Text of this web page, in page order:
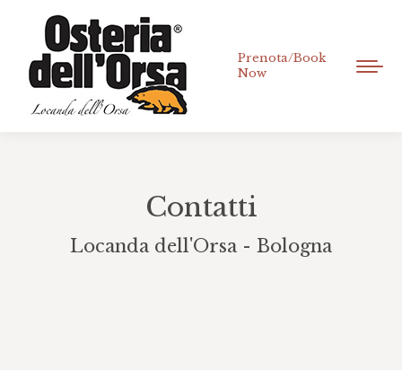
Prenota/Book
Now
Contatti
Locanda dell'Orsa - Bologna